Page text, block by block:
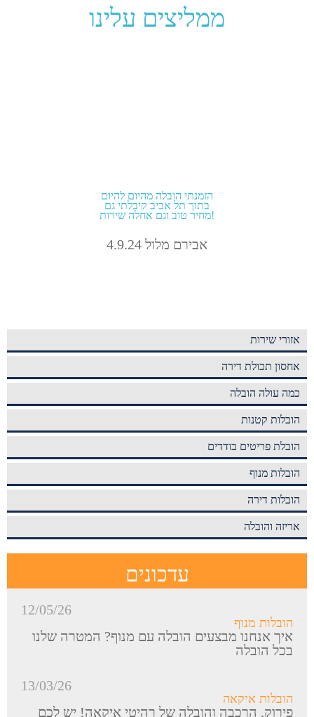
ממליצים עלינו
הזמנתי הובלה מהיום להיום
בתוך תל אביב קיבלתי גם
מחיר טוב וגם אחלה שירות!
אבירם מלול 4.9.24
אזורי שירות
אחסון תכולת דירה
כמה עולה הובלה
הובלות קטנות
הובלת פריטים בודדים
הובלות מנוף
הובלות דירה
אריזה והובלה
עדכונים
12/05/26
הובלות מנוף
איך אנחנו מבצעים הובלה עם מנוף? המטרה שלנו
בכל הובלה
13/03/26
הובלות איקאה
פירוק, הרכבה והובלה של רהיטי איקאה! יש לכם